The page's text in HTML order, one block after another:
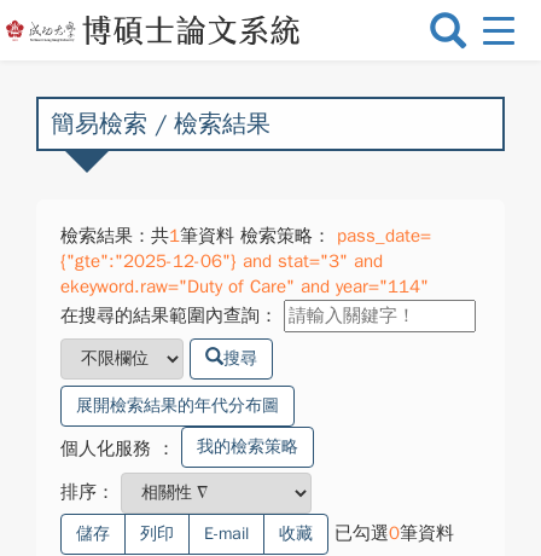
選
換
簡易檢索 / 檢索結果
檢索結果：共1筆資料 檢索策略：
pass_date=
{"gte":"2025-12-06"} and stat="3" and
ekeyword.raw="Duty of Care" and year="114"
在搜尋的結果範圍內查詢：
搜尋
展開檢索結果的年代分布圖
個人化服務 ： 我的檢索策略
排序：
儲存 列印 E-mail 收藏 已勾選0筆資料